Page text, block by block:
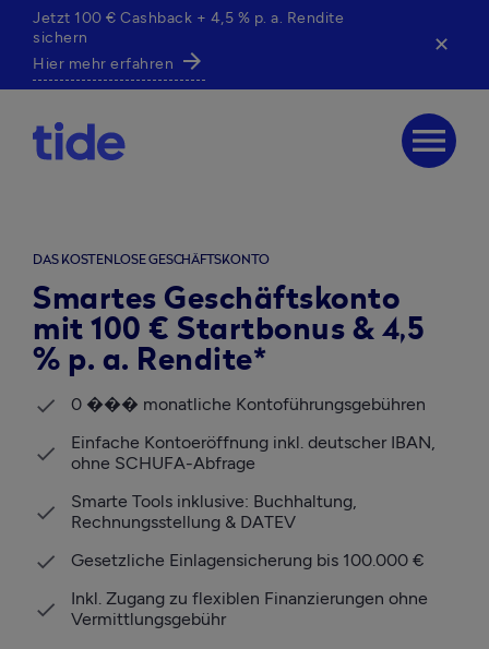
Jetzt 100 € Cashback + 4,5 % p. a. Rendite
sichern
Hier mehr erfahren arrow_forward
✕
menu
DAS KOSTENLOSE GESCHÄFTSKONTO
Smartes Geschäftskonto
mit 100 € Startbonus & 4,5
% p. a. Rendite*
0 ��� monatliche Kontoführungsgebühren
Einfache Kontoeröffnung inkl. deutscher IBAN,
ohne SCHUFA-Abfrage
Smarte Tools inklusive: Buchhaltung,
Rechnungsstellung & DATEV
Gesetzliche Einlagensicherung bis 100.000 €
Inkl. Zugang zu flexiblen Finanzierungen ohne
Vermittlungsgebühr